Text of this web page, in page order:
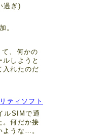
過ぎ)
。
、何かの
しようと
入れたのだ
ティソフト
ルSIMで通
。何だか接
ような…。